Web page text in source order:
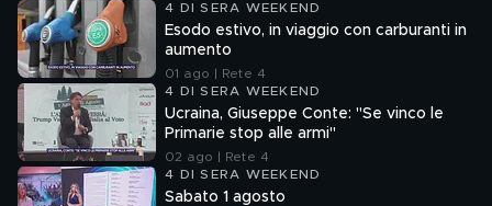
4 DI SERA WEEKEND
Esodo estivo, in viaggio con carburanti in
aumento
01 ago | Rete 4
4 DI SERA WEEKEND
Ucraina, Giuseppe Conte: "Se vinco le
Primarie stop alle armi"
02 ago | Rete 4
4 DI SERA WEEKEND
Sabato 1 agosto